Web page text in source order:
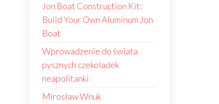
Jon Boat Construction Kit:
Build Your Own Aluminum Jon
Boat
Wprowadzenie do świata
pysznych czekoladek
neapolitanki
Mirosław Wnuk